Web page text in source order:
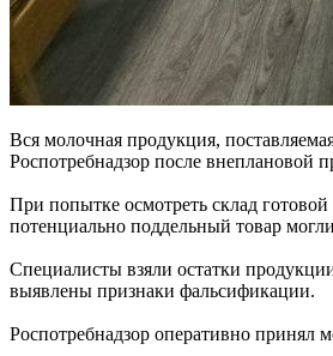
Вся молочная продукция,
Роспотребнадзор после внеплановой
При попытке осмотреть склад
потенциально поддельный товар
Специалисты взяли остатки
выявлены признаки фальсификации.
Роспотребнадзор оперативно принял